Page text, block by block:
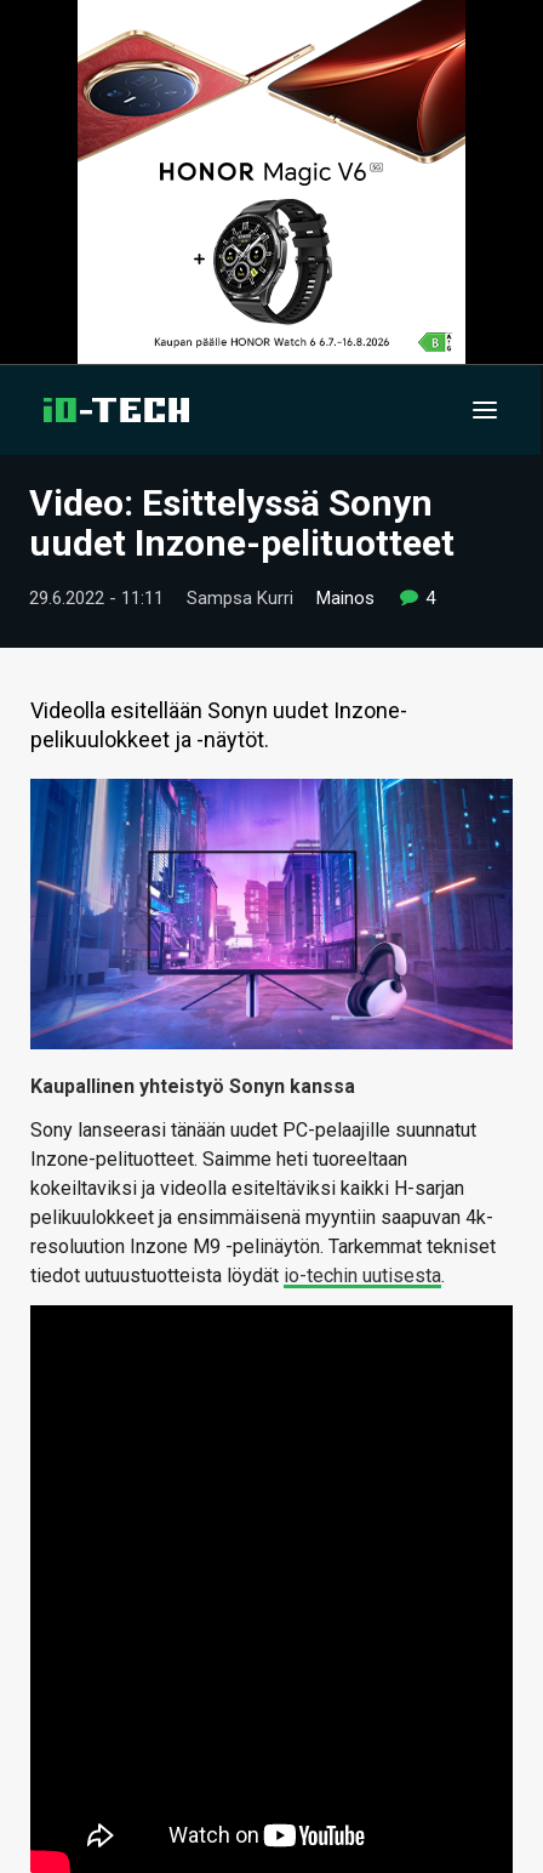
UUTISET
TIETOA
HINTA.FI
KAUPPA
VAIHDA TEEMA
HAKU
Video: Esittelyssä Sonyn
uudet Inzone-pelituotteet
29.6.2022 - 11:11 Sampsa Kurri Mainos 4
Videolla esitellään Sonyn uudet Inzone-
pelikuulokkeet ja -näytöt.
Kaupallinen yhteistyö Sonyn kanssa
Sony lanseerasi tänään uudet PC-pelaajille suunnatut
Inzone-pelituotteet. Saimme heti tuoreeltaan
kokeiltaviksi ja videolla esiteltäviksi kaikki H-sarjan
pelikuulokkeet ja ensimmäisenä myyntiin saapuvan 4k-
resoluution Inzone M9 -pelinäytön. Tarkemmat tekniset
tiedot uutuustuotteista löydät io-techin uutisesta.